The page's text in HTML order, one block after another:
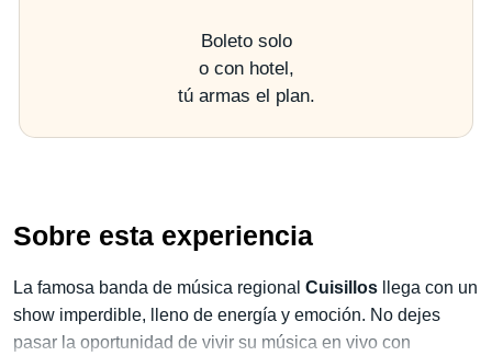
Boleto solo
o con hotel,
tú armas el plan.
Sobre esta experiencia
La famosa banda de música regional Cuisillos
llega con un
show imperdible, lleno de energía y emoción. No dejes
pasar la oportunidad de vivir su música en vivo con